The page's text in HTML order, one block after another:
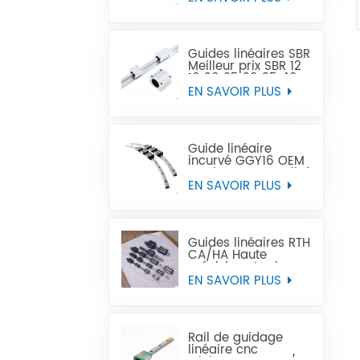
précision peut
Guides linéaires SBR
Meilleur prix SBR 12
16 20 25 30 35 40
50 rail de guidage
EN SAVOIR PLUS
Guide linéaire
incurvé GGY16 OEM
service personnalisé
fourni, rail de
EN SAVOIR PLUS
Guides linéaires RTH
CA/HA Haute
précision et prix
abordable
EN SAVOIR PLUS
Rail de guidage
linéaire cnc